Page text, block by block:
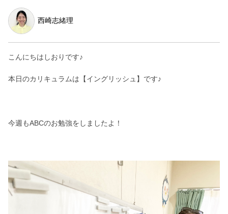
西崎志緒理
こんにちはしおりです♪
本日のカリキュラムは【イングリッシュ】です♪
今週もABCのお勉強をしましたよ！